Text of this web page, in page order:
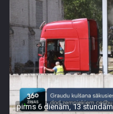
pirms 6 dienām, 13 stundām